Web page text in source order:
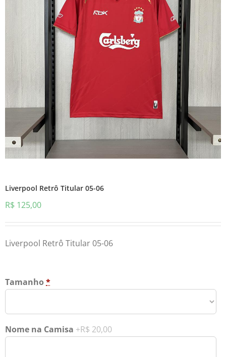
Liverpool Retrô Titular 05-06
R$ 125,00
Liverpool Retrô Titular 05-06
Tamanho *
Nome na Camisa +R$ 20,00